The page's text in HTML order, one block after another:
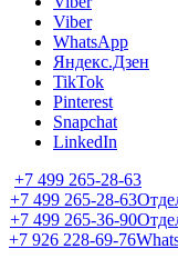
Viber
WhatsApp
Яндекс.Дзен
TikTok
Pinterest
Snapchat
LinkedIn
+7 499 265-28-63
+7 499 265-28-63
+7 499 265-36-90
+7 926 228-69-76